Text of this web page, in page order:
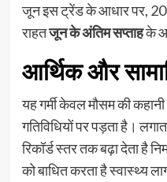
जून इस ट्रेंड के आधार पर,
राहतजून के अंतिम सप्ताहके
आर्थिक और
यह गर्मी केवल मौसम की
गतिविधियों पर पड़ता है।
रिकॉर्ड स्तर तक बढ़ा देता है
को बाधित करता है स्वास्थ्य